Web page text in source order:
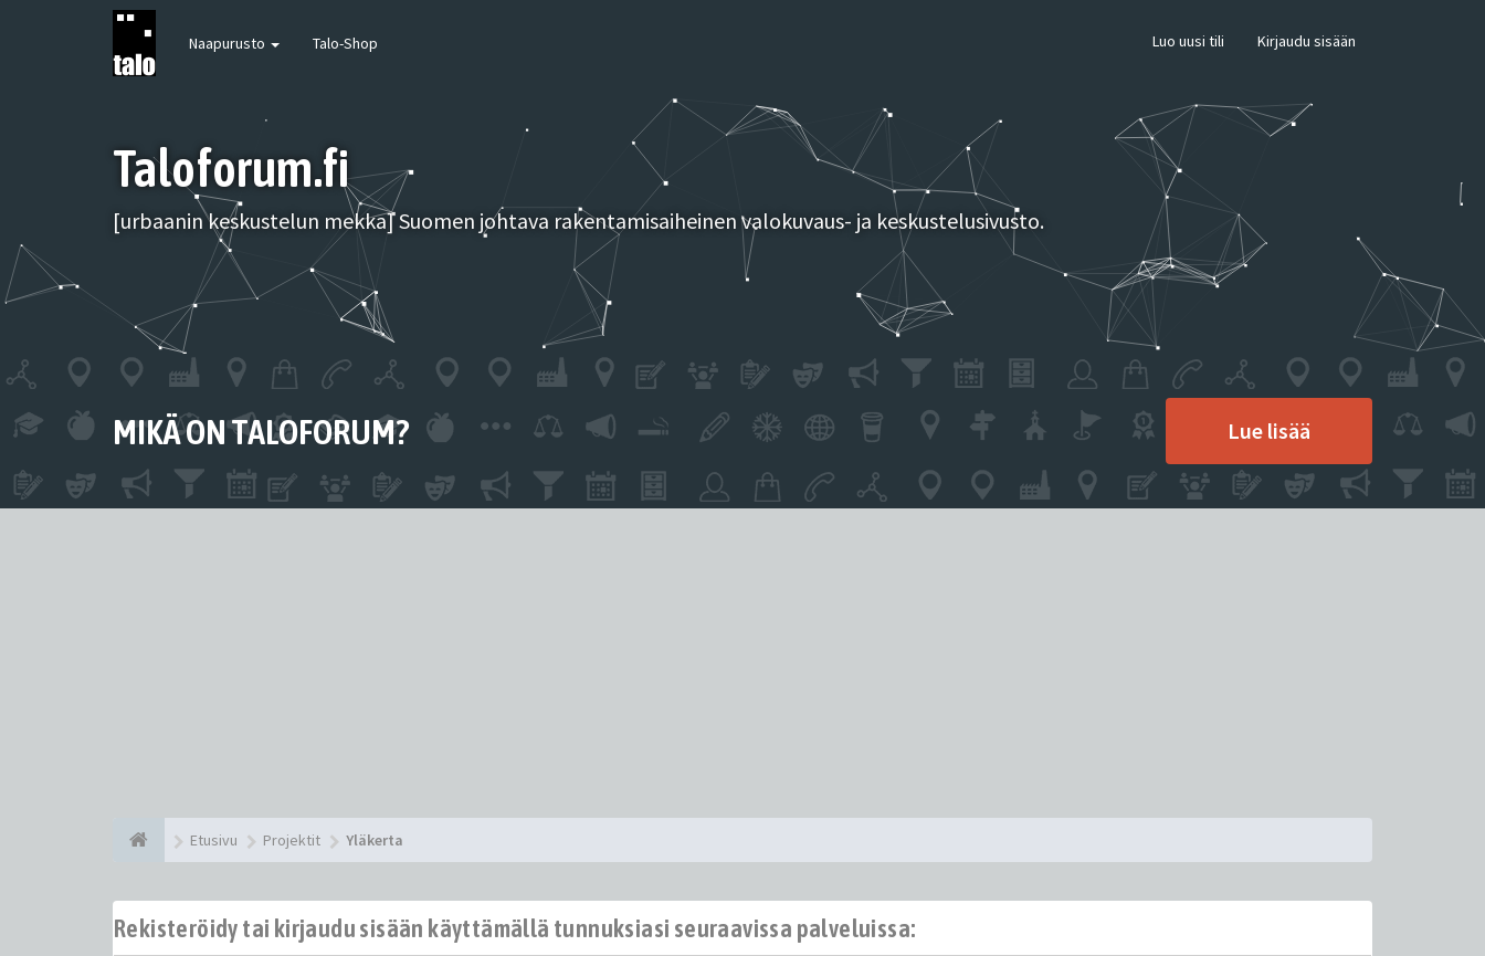
Naapurusto Talo-Shop Luo uusi tili Kirjaudu sisään
Taloforum.fi
[urbaanin keskustelun mekka] Suomen johtava rakentamisaiheinen valokuvaus- ja keskustelusivusto.
MIKÄ ON TALOFORUM? Lue lisää
Etusivu Projektit Yläkerta
Rekisteröidy tai kirjaudu sisään käyttämällä tunnuksiasi seuraavissa palveluissa: